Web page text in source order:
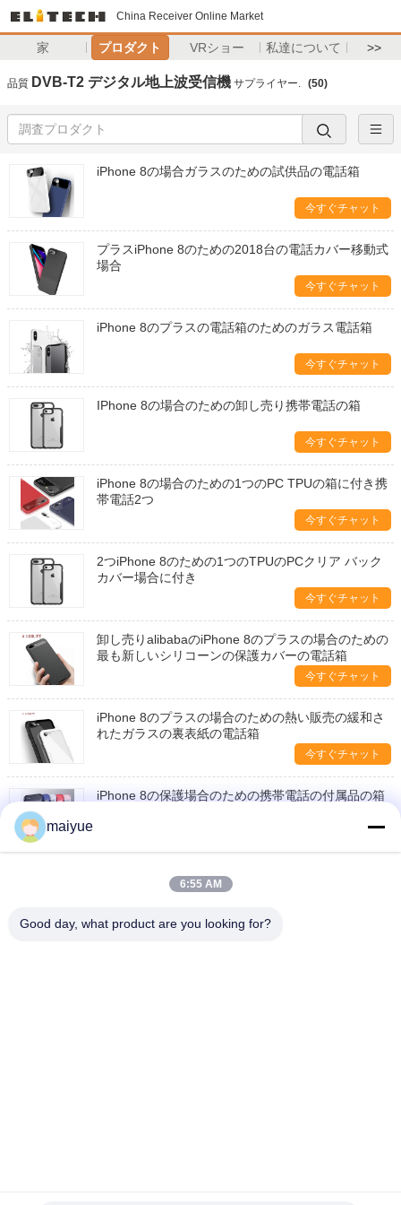
China Receiver Online Market
家 プロダクト VRショー 私達について >>
品質 DVB-T2 デジタル地上波受信機 サプライヤー. (50)
iPhone 8の場合ガラスのための試供品の電話箱
今すぐチャット
プラスiPhone 8のための2018台の電話カバー移動式
場合
今すぐチャット
iPhone 8のプラスの電話箱のためのガラス電話箱
今すぐチャット
IPhone 8の場合のための卸し売り携帯電話の箱
今すぐチャット
iPhone 8の場合のための1つのPC TPUの箱に付き携
帯電話2つ
今すぐチャット
2つiPhone 8のための1つのTPUのPCクリア バック
カバー場合に付き
今すぐチャット
卸し売りalibabaのiPhone 8のプラスの場合のための
最も新しいシリコーンの保護カバーの電話箱
今すぐチャット
iPhone 8のプラスの場合のための熱い販売の緩和さ
れたガラスの裏表紙の電話箱
今すぐチャット
iPhone 8の保護場合のための携帯電話の付属品の箱
今すぐチャット
iPhone 8のプラスの保護場合のための移動式付属品
TPUのPCの箱の電話カバー
maiyue
6:55 AM
Good day, what product are you looking for?